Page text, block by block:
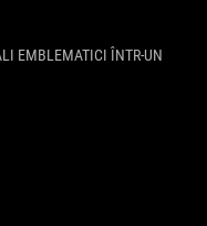
EMBLEMATICI ÎNTR-UN